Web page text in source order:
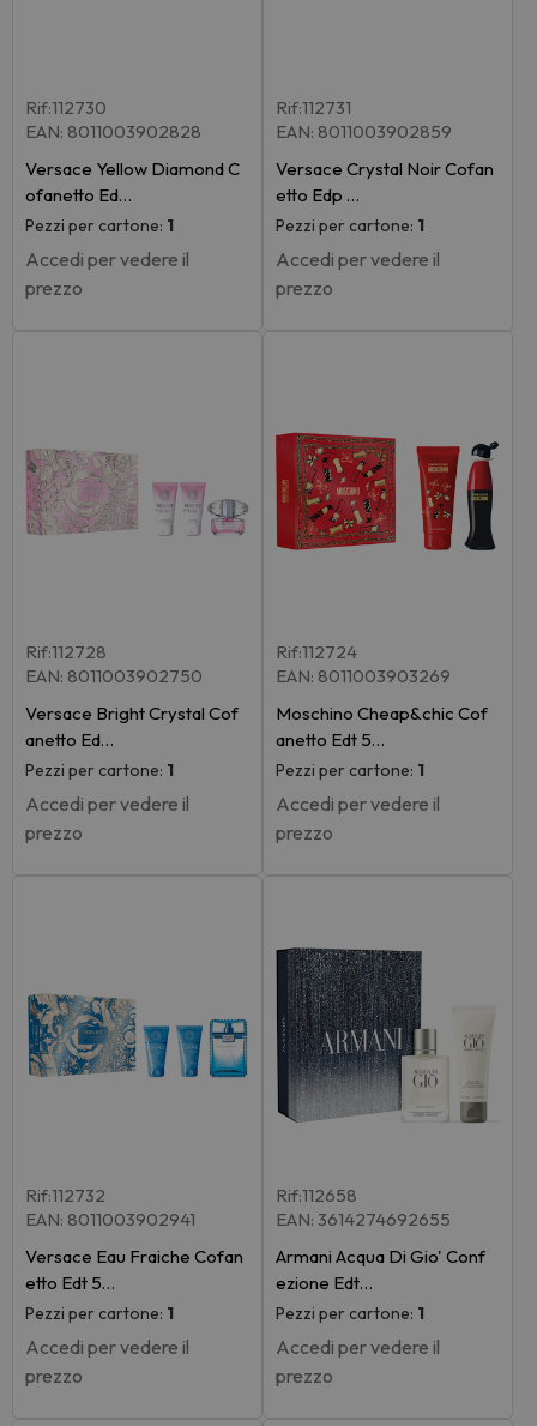
Rif:112730
EAN: 8011003902828
Versace Yellow Diamond C
ofanetto Ed…
Pezzi per cartone: 1
Accedi per vedere il
prezzo
Rif:112731
EAN: 8011003902859
Versace Crystal Noir Cofan
etto Edp …
Pezzi per cartone: 1
Accedi per vedere il
prezzo
Rif:112728
EAN: 8011003902750
Versace Bright Crystal Cof
anetto Ed…
Pezzi per cartone: 1
Accedi per vedere il
prezzo
Rif:112724
EAN: 8011003903269
Moschino Cheap&chic Cof
anetto Edt 5…
Pezzi per cartone: 1
Accedi per vedere il
prezzo
Rif:112732
EAN: 8011003902941
Versace Eau Fraiche Cofan
etto Edt 5…
Pezzi per cartone: 1
Accedi per vedere il
prezzo
Rif:112658
EAN: 3614274692655
Armani Acqua Di Gio' Conf
ezione Edt…
Pezzi per cartone: 1
Accedi per vedere il
prezzo